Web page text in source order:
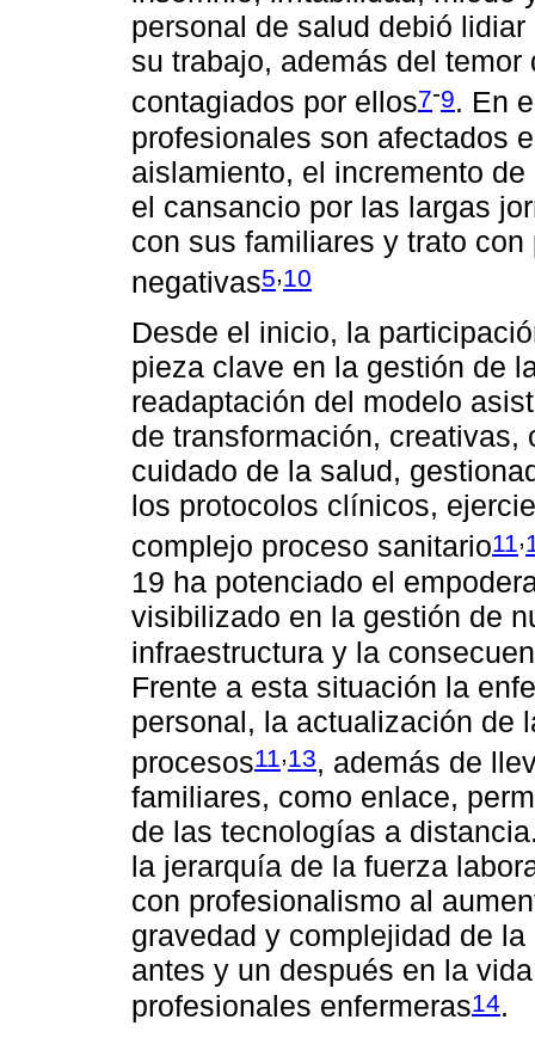
personal de salud debió
su trabajo, además del
contagiados por ellos7-9. En
profesionales son afectados
aislamiento, el incremento
el cansancio por las largas
con sus familiares y trato
negativas5,10
Desde el inicio, la
pieza clave en la gestión de
readaptación del modelo
de transformación,
cuidado de la salud,
los protocolos clínicos,
complejo proceso sanitario11 ,
19 ha potenciado el
visibilizado en la gestión de
infraestructura y la
Frente a esta situación la
personal, la actualización de
procesos11,13, además de
familiares, como enlace,
de las tecnologías a
la jerarquía de la fuerza
con profesionalismo al
gravedad y complejidad de
antes y un después en la
profesionales enfermeras14.